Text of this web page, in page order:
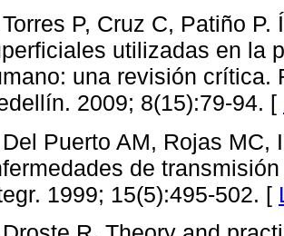
P, Cruz C, Patiño
utilizadas en la
una revisión crítica.
2009; 8(15):79-94. [
Puerto AM, Rojas MC,
de
1999; 15(5):495-502. [